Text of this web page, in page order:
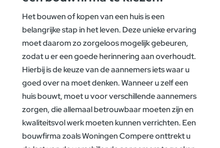
Het bouwen of kopen van een huis is een
belangrijke stap in het leven. Deze unieke ervaring
moet daarom zo zorgeloos mogelijk gebeuren,
zodat u er een goede herinnering aan overhoudt.
Hierbij is de keuze van de aannemers iets waar u
goed over na moet denken. Wanneer u zelf een
huis bouwt, moet u voor verschillende aannemers
zorgen, die allemaal betrouwbaar moeten zijn en
kwaliteitsvol werk moeten kunnen verrichten. Een
bouwfirma zoals Woningen Compere onttrekt u